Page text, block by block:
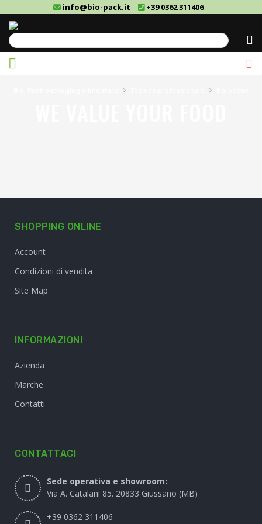
info@bio-pack.it +39 0362 311406
› ›
SHOPPING ONLINE
Account
Condizioni di vendita
Site Map
INFORMAZIONI
Azienda
Marche
Contatti
CONTATTACI
Sede operativa e showroom:
Via A. Catalani 85. 20833 Giussano (MB)
+39 0362 311406